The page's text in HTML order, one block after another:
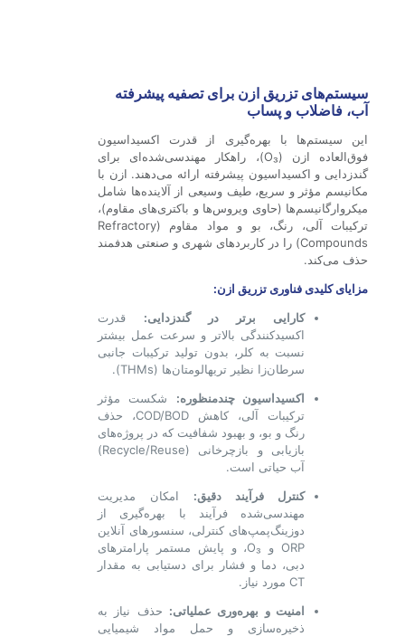
سیستم‌های تزریق ازن برای تصفیه پیشرفته
آب، فاضلاب و پساب
این سیستم‌ها با بهره‌گیری از قدرت اکسیداسیون
فوق‌العاده ازن (O₃)، راهکار مهندسی‌شده‌ای برای
گندزدایی و اکسیداسیون پیشرفته ارائه می‌دهند. ازن با
مکانیسم مؤثر و سریع، طیف وسیعی از آلاینده‌ها شامل
میکروارگانیسم‌ها (حاوی ویروس‌ها و باکتری‌های مقاوم)،
ترکیبات آلی، رنگ، بو و مواد مقاوم (Refractory
Compounds) را در کاربردهای شهری و صنعتی هدفمند
حذف می‌کند.
مزایای کلیدی فناوری تزریق ازن:
کارایی برتر در گندزدایی: قدرت
اکسیدکنندگی بالاتر و سرعت عمل بیشتر
نسبت به کلر، بدون تولید ترکیبات جانبی
سرطان‌زا نظیر تریهالومتان‌ها (THMs).
اکسیداسیون چندمنظوره: شکست مؤثر
ترکیبات آلی، کاهش COD/BOD، حذف
رنگ و بو، و بهبود شفافیت که در پروژه‌های
بازیابی و بازچرخانی (Recycle/Reuse)
آب حیاتی است.
کنترل فرآیند دقیق: امکان مدیریت
مهندسی‌شده فرآیند با بهره‌گیری از
دوزینگ‌پمپ‌های کنترلی، سنسورهای آنلاین
ORP و O₃، و پایش مستمر پارامترهای
دبی، دما و فشار برای دستیابی به مقدار
CT مورد نیاز.
امنیت و بهره‌وری عملیاتی: حذف نیاز به
ذخیره‌سازی و حمل مواد شیمیایی